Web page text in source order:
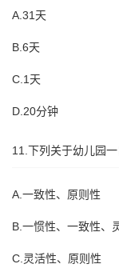
A.31天
B.6天
C.1天
D.20分钟
11.下列关于幼儿园
A.一致性、原则性
B.一惯性、一致性、
C.灵活性、原则性